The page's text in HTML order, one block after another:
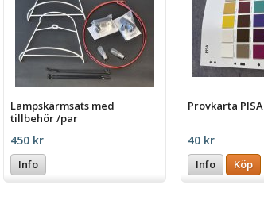
Lampskärmsats med
tillbehör /par
450 kr
Info
Provkarta PISA
40 kr
Info Köp